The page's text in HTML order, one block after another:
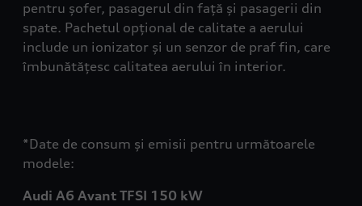
pentru șofer, pasagerul din față și pasagerii din
spate. Pachetul opțional de calitate a aerului
include un ionizator și un senzor de praf fin, care
îmbunătățesc calitatea aerului în interior.
*Date de consum și emisii pentru următoarele
modele:
Audi A6 Avant TFSI 150 kW